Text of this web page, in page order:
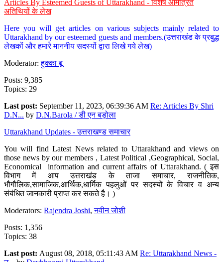
Articles By Esteemed Guests of Uttarakhand - विशेष आमंत्रित
अतिथियों के लेख
Here you will get articles on various subjects mainly related to
Uttarakhand by our esteemed guests and members.(उत्तराखंड के प्रबुद्ध
लेखकों और हमारे माननीय सदस्यों द्वारा लिखे गये लेख)
Moderator:हुक्का बू
Posts: 9,385
Topics: 29
Last post: September 11, 2023, 06:39:36 AM Re: Articles By Shri
D.N... by D.N.Barola / डी एन बड़ोला
Uttarakhand Updates - उत्तराखण्ड समाचार
You will find Latest News related to Uttarakhand and views on
those news by our members , Latest Political ,Geographical, Social,
Economical information and current affairs of Uttarakhand. ( इस
विभाग में आप उत्तराखंड के ताजा समाचार, राजनीतिक,
भौगौलिक,सामाजिक,आर्थिक,धार्मिक पहलुओं पर सदस्यों के विचार व अन्य
संबंधित जानकारी प्राप्त कर सकते है। )
Moderators: Rajendra Joshi,नवीन जोशी
Posts: 1,356
Topics: 38
Last post: August 08, 2018, 05:11:43 AM Re: Uttarakhand News -